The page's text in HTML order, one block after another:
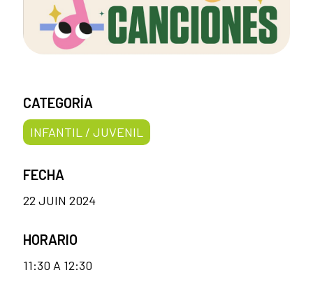
CATEGORÍA
INFANTIL / JUVENIL
FECHA
22 JUIN 2024
HORARIO
11:30 A 12:30